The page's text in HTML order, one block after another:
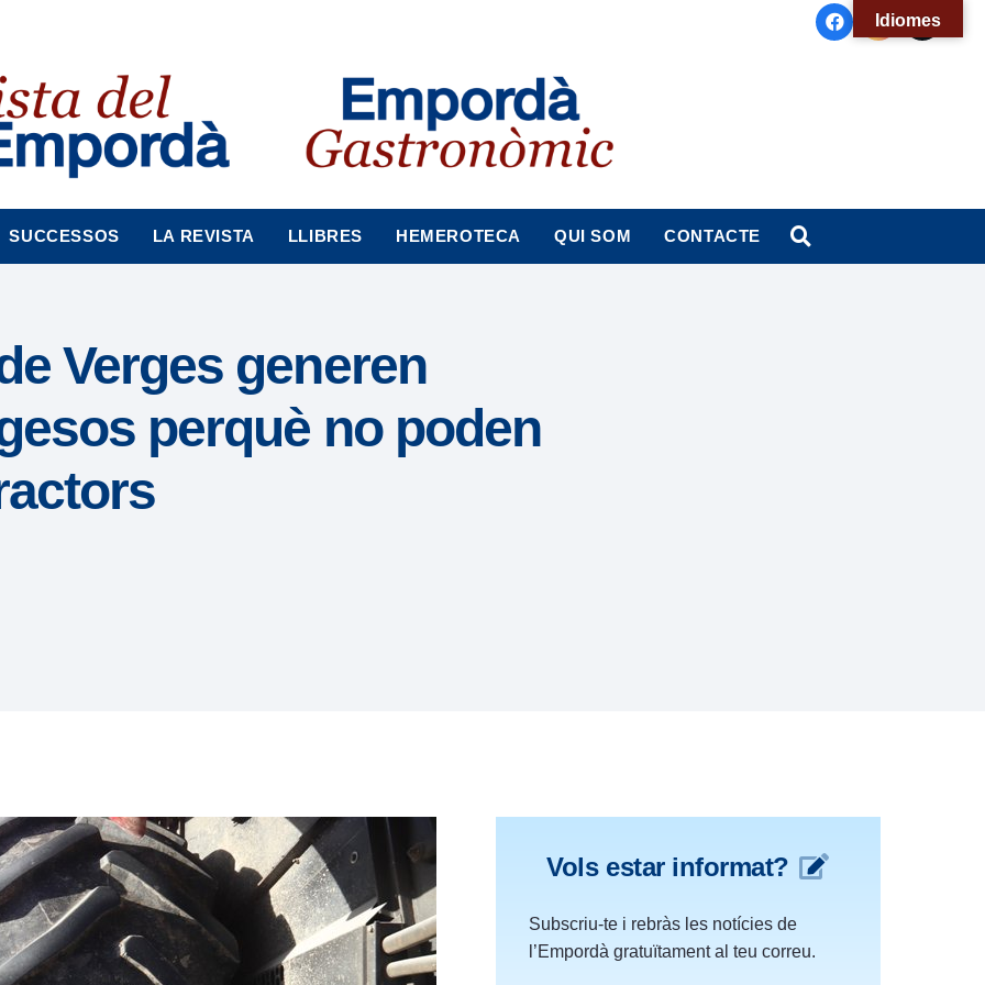
SUCCESSOS LA REVISTA LLIBRES HEMEROTECA QUI SOM CONTACTE
Verges generen
perquè no poden
Vols estar informat?
Subscriu-te i rebràs les notícies de
l’Empordà gratuïtament al teu correu.
Idiomes